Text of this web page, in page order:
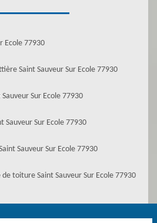
Ecole 77930
Saint Sauveur Sur Ecole 77930
Sur Ecole 77930
Sauveur Sur Ecole 77930
Sauveur Sur Ecole 77930
toiture Saint Sauveur Sur Ecole 77930